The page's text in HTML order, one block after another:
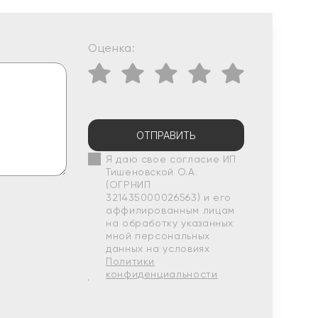
Оценка:
ОТПРАВИТЬ
Я даю свое согласие ИП
Тишеновской О.А.
(ОГРНИП
321435000026563) и его
аффилированным лицам
на обработку указанных
мной персональных
данных на условиях
Политики
конфиденциальности